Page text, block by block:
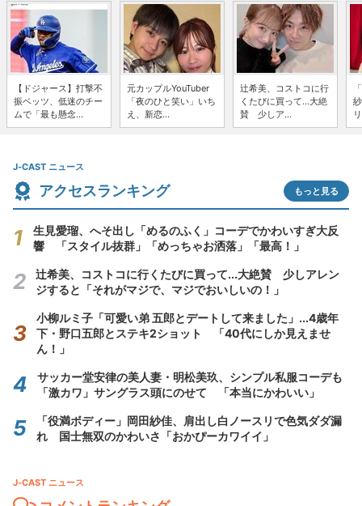
【ドジャース】打撃不
振ベッツ、低迷のチー
ムで「最も懸念...
元カップルYouTuber
「夜のひと笑い」いち
え、新恋...
辻希美、コストコに行
くたびに買って...大絶
賛 少しア...
J-CAST ニュース
アクセスランキング もっと見る
生見愛瑠、へそ出し「めるのふく」コーデでかわいすぎ大反
響 「スタイル抜群」「めっちゃお洒落」「最高！」
辻希美、コストコに行くたびに買って...大絶賛 少しアレン
ジすると「それがマジで、マジでおいしいの！」
小柳ルミ子「可愛い弟 五郎とデートして来ました」...4歳年
下・野口五郎とステキ2ショット 「40代にしか見えませ
ん！」
サッカー堂安律の美人妻・明松美玖、シンプル私服コーデも
「激カワ」サングラス頭にのせて 「本当にかわいい」
「役満ボディー」岡田紗佳、肩出し白ノースリで色気ダダ漏
れ 国士無双のかわいさ「おかぴーカワイイ」
J-CAST ニュース